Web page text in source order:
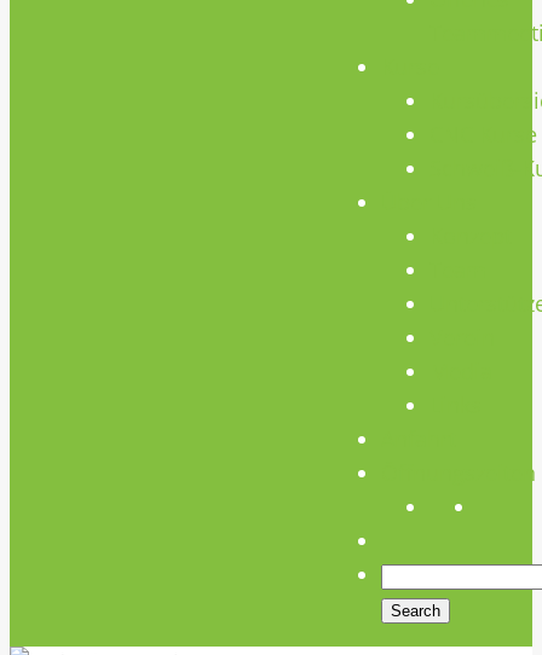
CNC Kurse
Schweiß-
Öffnungszeiten